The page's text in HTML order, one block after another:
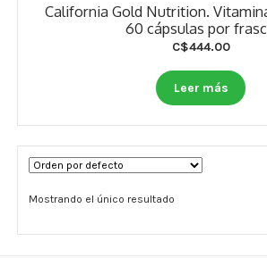
Cabello, Piel y Uñas
Omega 3 Y Omega 369
California Gold Nutrition.
60 cápsulas por
C$444.00
Leer más
Mostrando el único resultado